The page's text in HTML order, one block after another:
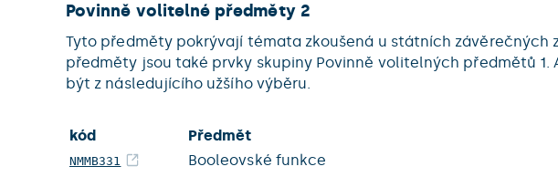
Povinně volitelné předměty 2
Tyto předměty pokrývají témata zkoušená u státních závěrečných
předměty jsou také prvky skupiny Povinně volitelných předmětů
být z následujícího užšího výběru.
kód Předmět
NMMB331 Booleovské funkce